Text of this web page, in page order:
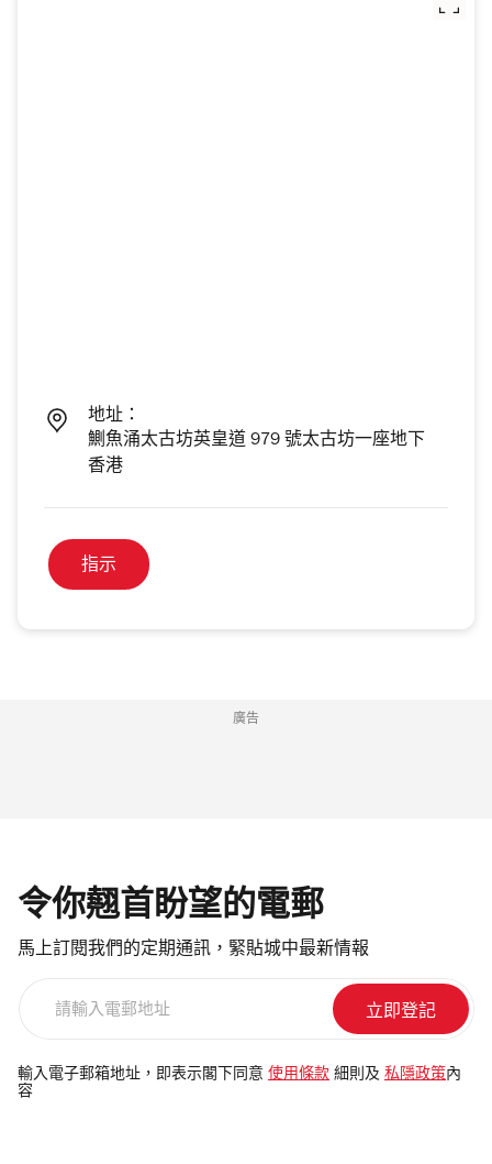
地址：
鰂魚涌太古坊英皇道 979 號太古坊一座地下
香港
指示
廣告
令你翹首盼望的電郵
馬上訂閱我們的定期通訊，緊貼城中最新情報
電
郵
輸入電子郵箱地址，即表示閣下同意 使用條款 細則及 私隱政策 內
容